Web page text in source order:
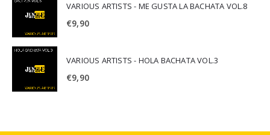
VARIOUS ARTISTS - ME GUSTA LA BACHATA VOL.8
€9,90
VARIOUS ARTISTS - HOLA BACHATA VOL.3
€9,90